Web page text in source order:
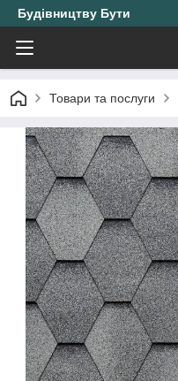
Будівництву Бути
Товари та послуги